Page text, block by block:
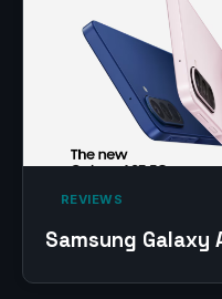
‎ REVIEWS‎
Samsung Galaxy